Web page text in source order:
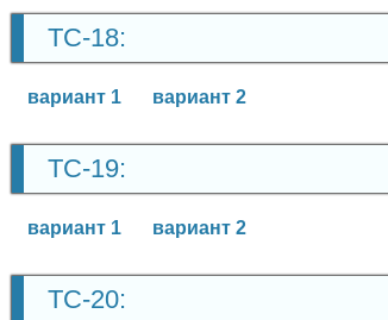
ТС-18:
вариант 1 вариант 2
ТС-19:
вариант 1 вариант 2
ТС-20: